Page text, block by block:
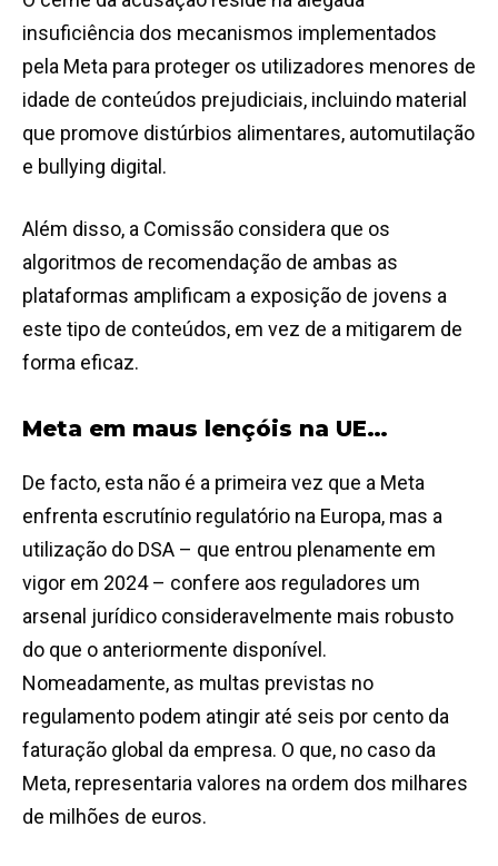
insuficiência dos mecanismos implementados
pela Meta para proteger os utilizadores menores de
idade de conteúdos prejudiciais, incluindo material
que promove distúrbios alimentares, automutilação
e bullying digital.
Além disso, a Comissão considera que os
algoritmos de recomendação de ambas as
plataformas amplificam a exposição de jovens a
este tipo de conteúdos, em vez de a mitigarem de
forma eficaz.
Meta em maus lençóis na UE…
De facto, esta não é a primeira vez que a Meta
enfrenta escrutínio regulatório na Europa, mas a
utilização do DSA – que entrou plenamente em
vigor em 2024– confere aos reguladores um
arsenal jurídico consideravelmente mais robusto
do que o anteriormente disponível.
Nomeadamente, as multas previstas no
regulamento podem atingir até seis por cento da
faturação global da empresa. O que, no caso da
Meta, representaria valores na ordem dos milhares
de milhões de euros.